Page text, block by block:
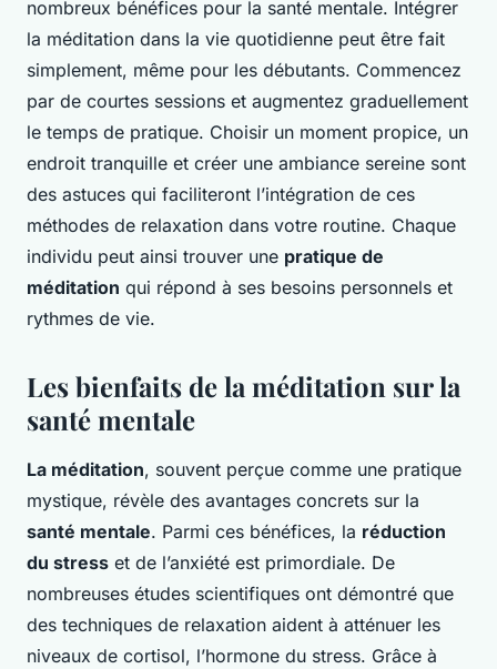
nombreux bénéfices pour la santé mentale. Intégrer
la méditation dans la vie quotidienne peut être fait
simplement, même pour les débutants. Commencez
par de courtes sessions et augmentez graduellement
le temps de pratique. Choisir un moment propice, un
endroit tranquille et créer une ambiance sereine sont
des astuces qui faciliteront l’intégration de ces
méthodes de relaxation dans votre routine. Chaque
individu peut ainsi trouver une pratique de
méditation qui répond à ses besoins personnels et
rythmes de vie.
Les bienfaits de la méditation sur la
santé mentale
La méditation, souvent perçue comme une pratique
mystique, révèle des avantages concrets sur la
santé mentale. Parmi ces bénéfices, la réduction
du stress et de l’anxiété est primordiale. De
nombreuses études scientifiques ont démontré que
des techniques de relaxation aident à atténuer les
niveaux de cortisol, l’hormone du stress. Grâce à